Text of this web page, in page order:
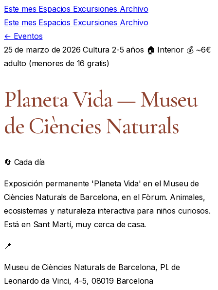
Este mes Espacios Excursiones Archivo
Este mes Espacios Excursiones Archivo
← Eventos
25 de marzo de 2026Cultura 2-5 años 🏠 Interior 💰 ~6€
adulto (menores de 16 gratis)
Planeta Vida — Museu
de Ciències Naturals
🔄 Cada día
Exposición permanente 'Planeta Vida' en el Museu de
Ciències Naturals de Barcelona, en el Fòrum. Animales,
ecosistemas y naturaleza interactiva para niños curiosos.
Está en Sant Martí, muy cerca de casa.
📍
Museu de Ciències Naturals de Barcelona, Pl. de
Leonardo da Vinci, 4-5, 08019 Barcelona